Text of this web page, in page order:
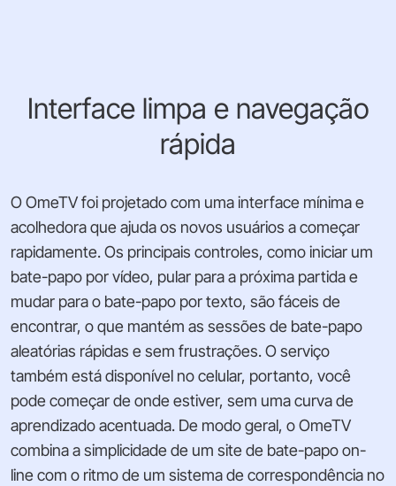
Interface limpa e navegação
rápida
O OmeTV foi projetado com uma interface mínima e
acolhedora que ajuda os novos usuários a começar
rapidamente. Os principais controles, como iniciar um
bate-papo por vídeo, pular para a próxima partida e
mudar para o bate-papo por texto, são fáceis de
encontrar, o que mantém as sessões de bate-papo
aleatórias rápidas e sem frustrações. O serviço
também está disponível no celular, portanto, você
pode começar de onde estiver, sem uma curva de
aprendizado acentuada. De modo geral, o OmeTV
combina a simplicidade de um site de bate-papo on-
line com o ritmo de um sistema de correspondência no